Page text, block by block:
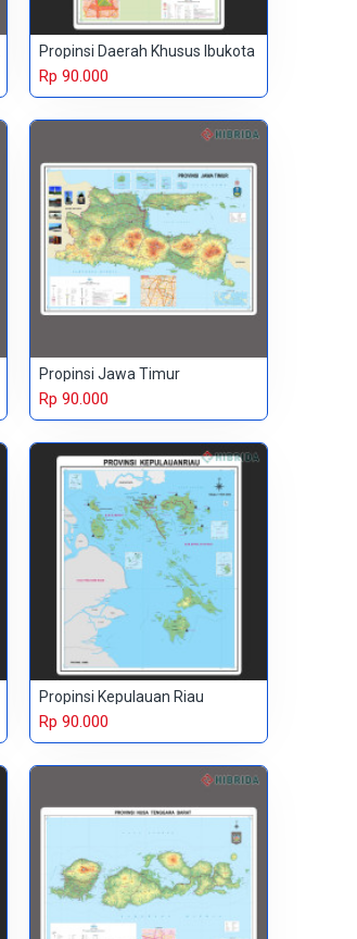
Propinsi Daerah Khusus Ibukota
Rp 90.000
Propinsi Jawa Timur
Rp 90.000
Propinsi Kepulauan Riau
Rp 90.000